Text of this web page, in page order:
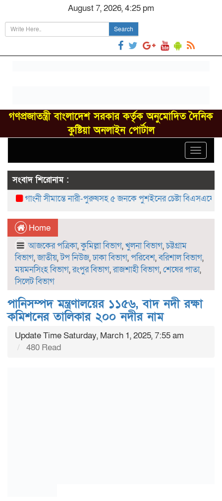
August 7, 2026, 4:25 pm
Search
গণপ্রজাতন্ত্রী বাংলাদেশ সরকার কর্তৃক অনুমোদিত দৈনিক
কুষ্টিয়া অনলাইন পোর্টাল
Toggle
সংবাদ শিরোনাম :
গাংনী সীমান্তে নারী-পুরুষসহ ৫ জনকে পুশইনের চেষ্টা বিএসএফের,
Home
আজকের পত্রিকা,কুমিল্লা বিভাগ,খুলনা বিভাগ,চট্টগ্রাম
বিভাগ,জাতীয়,টপ নিউজ,ঢাকা বিভাগ,পরিবেশ,বরিশাল বিভাগ,
ময়মনসিংহ বিভাগ,রংপুর বিভাগ,রাজশাহী বিভাগ,শেষের পাতা,
সিলেট বিভাগ
পানিসম্পদ মন্ত্রণালয়ের ১১৫৬, বাদ নদী রক্ষা
কমিশনের তালিকার ২০০ নদীর নাম
Update Time Saturday, March 1, 2025, 7:55 am
480 Read